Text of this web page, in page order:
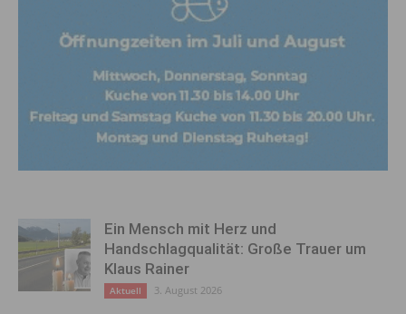
Ein Mensch mit Herz und
Handschlagqualität: Große Trauer um
Klaus Rainer
Aktuell 3. August 2026